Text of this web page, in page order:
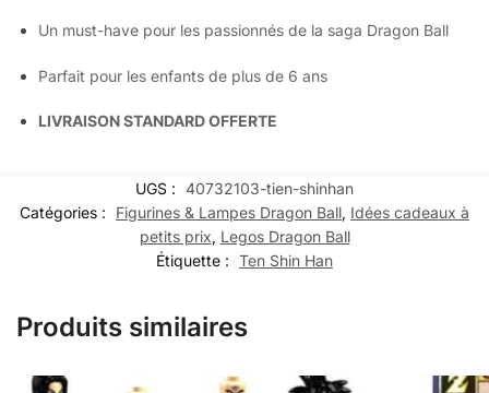
Un must-have pour les passionnés de la saga Dragon Ball
Parfait pour les enfants de plus de 6 ans
LIVRAISON STANDARD OFFERTE
UGS : 40732103-tien-shinhan
Catégories :
Figurines & Lampes Dragon Ball, Idées cadeaux à
petits prix, Legos Dragon Ball
Étiquette : Ten Shin Han
Produits similaires